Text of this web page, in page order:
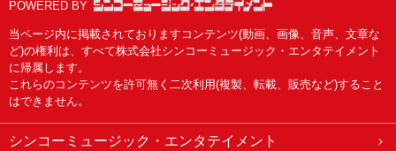
POWERED BY
当ページ内に掲載されておりますコンテンツ(動画、画像、音声、文章な
ど)の権利は、すべて株式会社シンコーミュージック・エンタテイメント
に帰属します。
これらのコンテンツを許可無く二次利用(複製、転載、販売など)すること
はできません。
シンコーミュージック・エンタテイメント